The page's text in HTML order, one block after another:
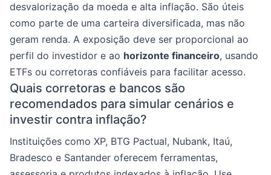
desvalorização da moeda e alta inflação. São úteis
como parte de uma carteira diversificada, mas não
geram renda. A exposição deve ser proporcional ao
perfil do investidor e ao horizonte financeiro, usando
ETFs ou corretoras confiáveis para facilitar acesso.
Quais corretoras e bancos são
recomendados para simular cenários e
investir contra inflação?
Instituições como XP, BTG Pactual, Nubank, Itaú,
Bradesco e Santander oferecem ferramentas,